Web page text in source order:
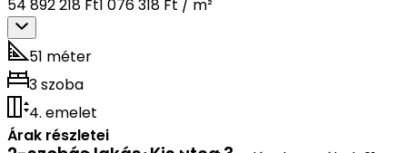
54 892 218 Ft1 076 318 Ft / m²
51 méter
3 szoba
4. emelet
Árak részletei